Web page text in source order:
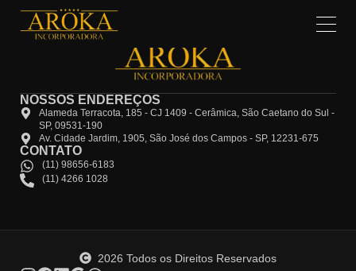
NOSSOS ENDEREÇOS
Alameda Terracota, 185 - CJ 1409 - Cerâmica, São Caetano do Sul -
SP, 09531-190
Av. Cidade Jardim, 1905, São José dos Campos - SP, 12231-675
CONTATO
(11) 98656-6183
(11) 4266 1028
2026 Todos os Direitos Reservados